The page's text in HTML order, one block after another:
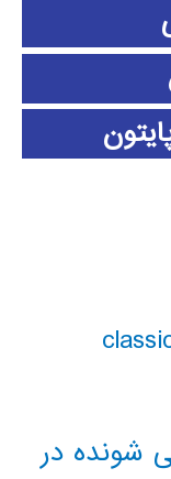
شونده در